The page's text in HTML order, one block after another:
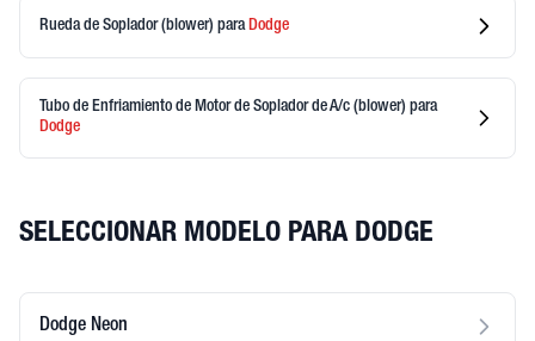
Rueda de Soplador (blower) para Dodge
Tubo de Enfriamiento de Motor de Soplador de A/c (blower) para
Dodge
SELECCIONAR MODELO PARA DODGE
Dodge Neon